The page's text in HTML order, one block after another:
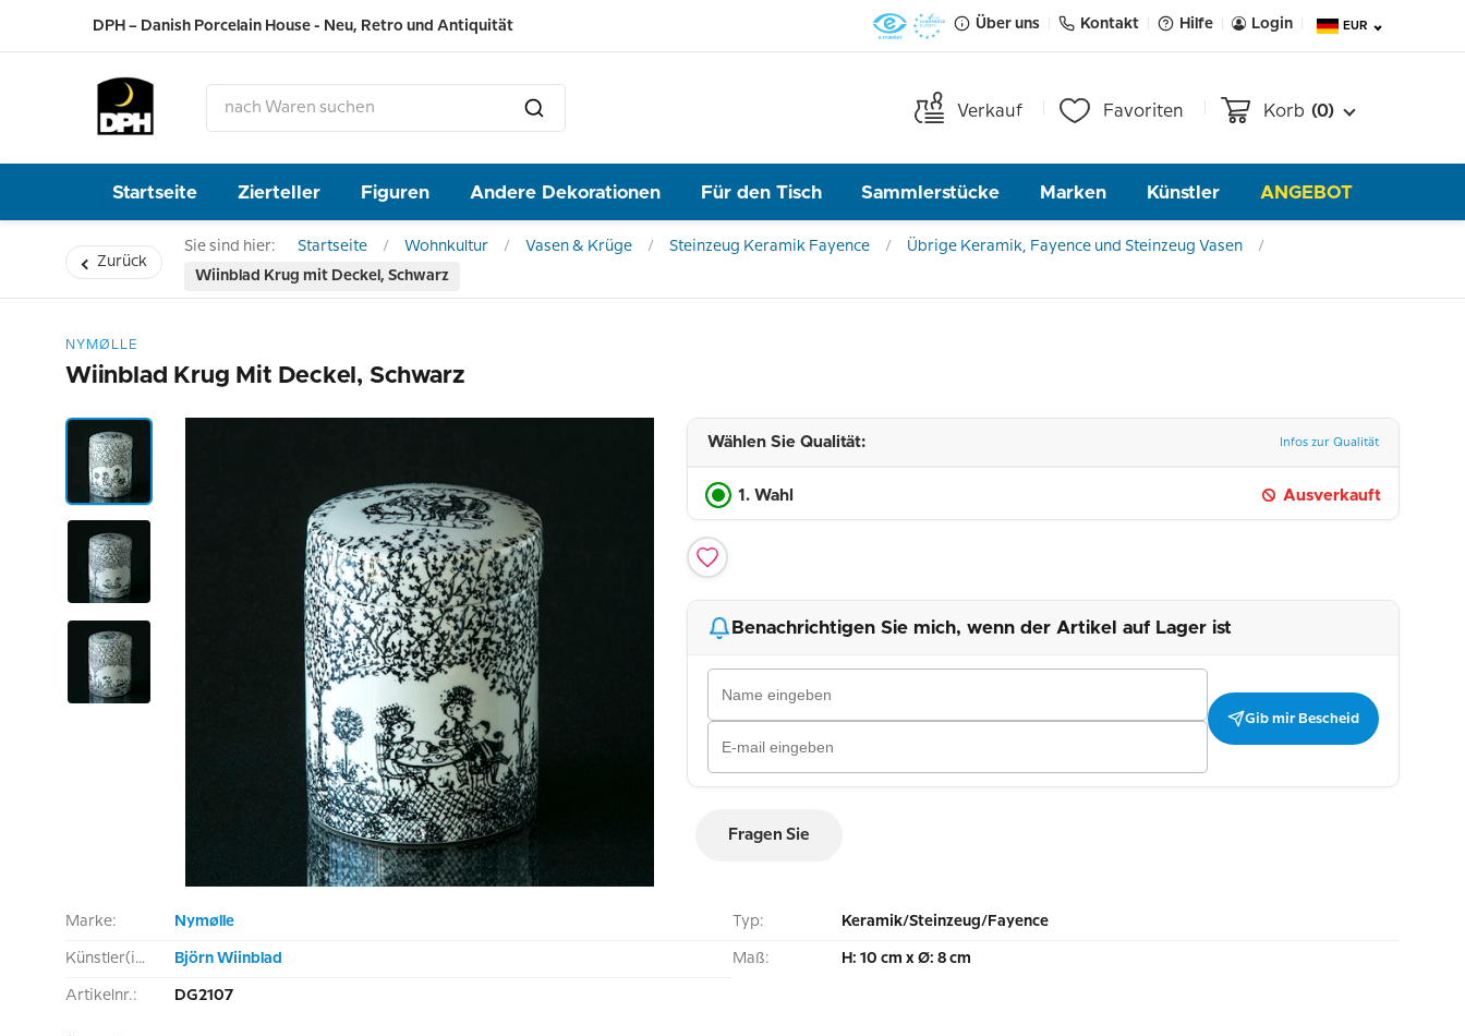
DPH – Danish Porcelain House - Neu, Retro und Antiquität Über uns Kontakt Hilfe Login EUR
Verkauf Favoriten Korb (0)
Startseite Zierteller Figuren Andere Dekorationen Für den Tisch Sammlerstücke Marken Künstler ANGEBOT
Zurück
Sie sind hier: Startseite Wohnkultur Vasen & Krüge Steinzeug Keramik Fayence
Übrige Keramik, Fayence und Steinzeug Vasen
Wiinblad Krug mit Deckel, Schwarz
NYMØLLE
Wiinblad Krug Mit Deckel, Schwarz
Wählen Sie Qualität: Infos zur Qualität
1. Wahl Ausverkauft
Benachrichtigen Sie mich, wenn der Artikel auf Lager ist
Gib mir Bescheid
Fragen Sie
Marke: Nymølle
Künstler(in): Björn Wiinblad
Artikelnr.: DG2107
Typ: Keramik/Steinzeug/Fayence
Maß: H: 10 cm x Ø: 8 cm